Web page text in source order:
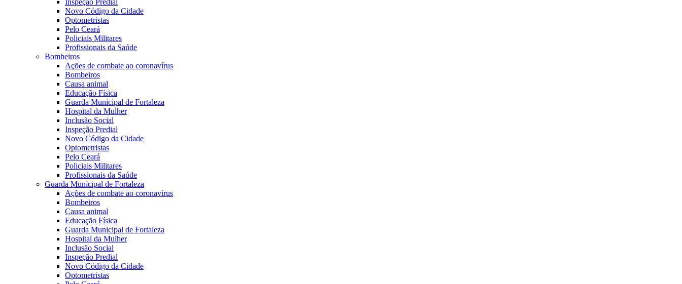
Inspeção Predial
Novo Código da Cidade
Optometristas
Pelo Ceará
Policiais Militares
Profissionais da Saúde
Bombeiros
Ações de combate ao coronavírus
Bombeiros
Causa animal
Educação Física
Guarda Municipal de Fortaleza
Hospital da Mulher
Inclusão Social
Inspeção Predial
Novo Código da Cidade
Optometristas
Pelo Ceará
Policiais Militares
Profissionais da Saúde
Guarda Municipal de Fortaleza
Ações de combate ao coronavírus
Bombeiros
Causa animal
Educação Física
Guarda Municipal de Fortaleza
Hospital da Mulher
Inclusão Social
Inspeção Predial
Novo Código da Cidade
Optometristas